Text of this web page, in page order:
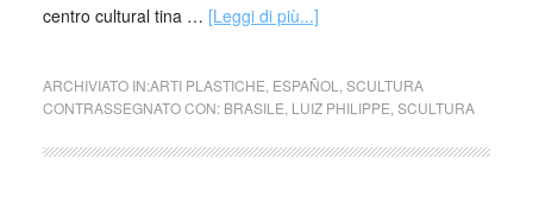
centro cultural tina … [Leggi di più...]
ARCHIVIATO IN:ARTI PLASTICHE ESPAÑOL
SCULTURA
CONTRASSEGNATO CON: BRASILE LUIZ PHILIPPE SCULTURA